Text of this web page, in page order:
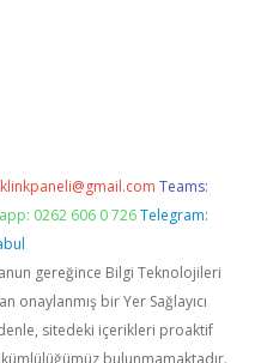
Teams:
0262 606 0 726 Telegram:
gereğince Bilgi Teknolojileri
onaylanmış bir Yer Sağlayıcı
sitedeki içerikleri proaktif
bulunmamaktadır.